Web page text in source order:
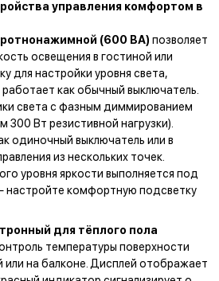
управления комфортом в
(600 ВА) позволяет
освещения в гостиной или
для настройки уровня света,
как обычный выключатель.
света с фазным диммированием
Вт резистивной нагрузки).
одиночный выключатель или в
из нескольких точек.
уровня яркости выполняется под
настройте комфортную подсветку
для тёплого пола
температуры поверхности
или на балконе. Дисплей отображает